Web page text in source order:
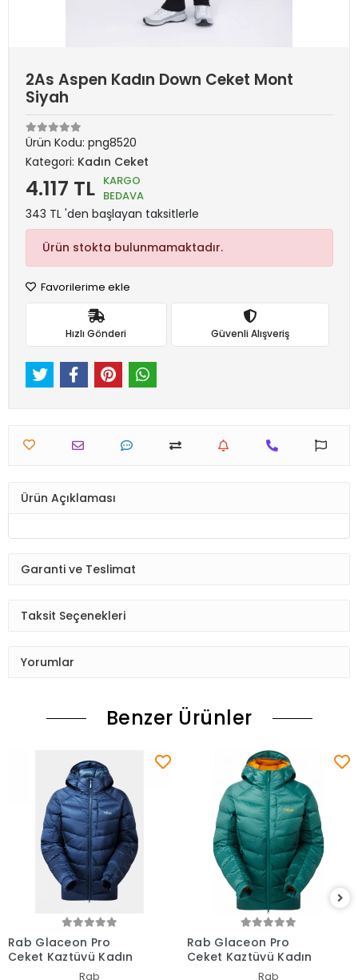
2As Aspen Kadın Down Ceket Mont
Siyah
Ürün Kodu: png8520
Kategori: Kadın Ceket
4.117 TL KARGO
BEDAVA
343 TL 'den başlayan taksitlerle
Ürün stokta bulunmamaktadır.
Favorilerime ekle
Hızlı Gönderi Güvenli Alışveriş
Ürün Açıklaması
Garanti ve Teslimat
Taksit Seçenekleri
Yorumlar
Benzer Ürünler
Rab Glaceon Pro
Ceket Kaztüyü Kadın
Rab
Rab Glaceon Pro
Ceket Kaztüyü Kadın
Rab